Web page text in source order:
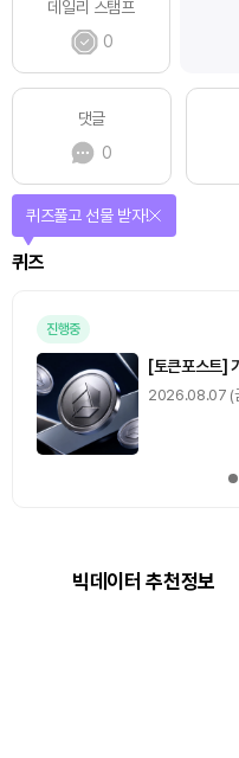
데일리 스탬프
0
댓글
0
퀴즈
퀴즈풀고 선물 받자!
진행중
[토큰포스트]
2026.08.07 (
빅데이터 추천정보